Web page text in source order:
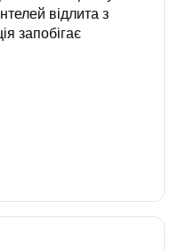
відлита з
запобігає